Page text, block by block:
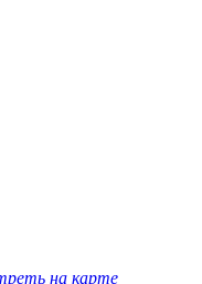
на карте